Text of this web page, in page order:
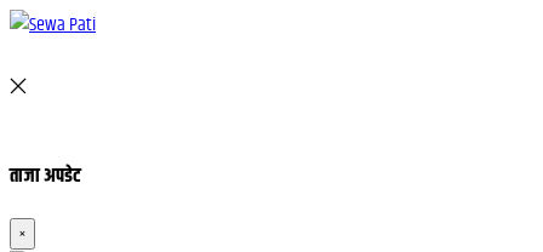
ताजा अपडेट
×